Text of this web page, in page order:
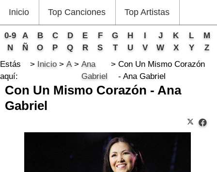
Inicio Top Canciones Top Artistas
0-9 A B C D E F G H I J K L
M
N
Ñ O P Q R S T U V W X Y
Z
Estás
aquí:
Inicio A
Ana
Gabriel
Con Un Mismo Corazón
- Ana Gabriel
Con Un Mismo Corazón - Ana
Gabriel